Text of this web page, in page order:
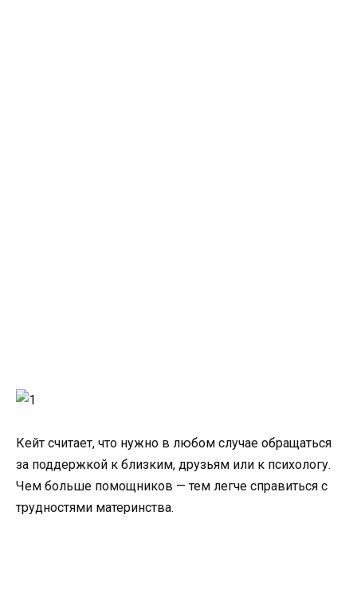
Кейт считает, что нужно в любом случае обращаться
за поддержкой к близким, друзьям или к психологу.
Чем больше помощников — тем легче справиться с
трудностями материнства.